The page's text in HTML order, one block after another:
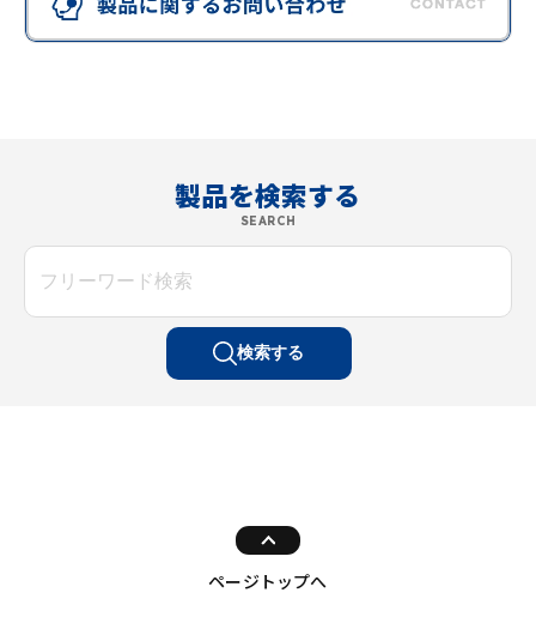
製品を検索する
SEARCH
検索する
ページトップへ